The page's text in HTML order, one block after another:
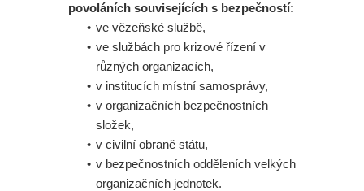
povoláních souvisejících s bezpečností:
ve vězeňské službě,
ve službách pro krizové řízení v
různých organizacích,
v institucích místní samosprávy,
v organizačních bezpečnostních
složek,
v civilní obraně státu,
v bezpečnostních odděleních velkých
organizačních jednotek.